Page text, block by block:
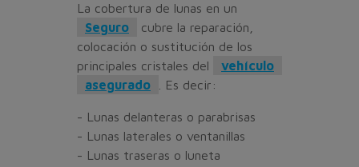
La cobertura de lunas en un
Seguro
cubre la reparación,
colocación o sustitución de los
principales cristales del
vehículo
asegurado
. Es decir:
- Lunas delanteras o parabrisas
- Lunas laterales o ventanillas
- Lunas traseras o luneta